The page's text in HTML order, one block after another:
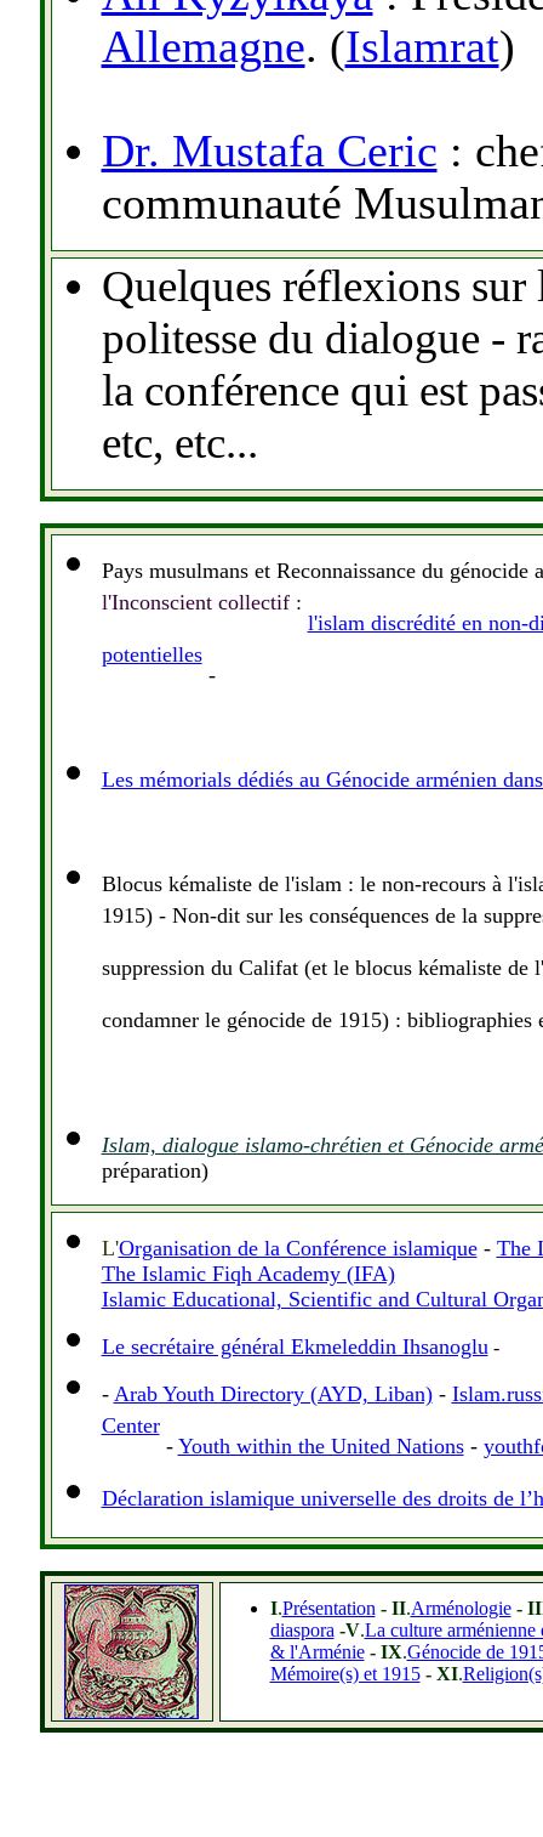
Allemagne. (Islamrat)
Dr. Mustafa Ceric :
communauté
Quelques réflexions
politesse du dialogue -
la conférence qui est
etc, etc...
Pays musulmans et Reconnaissance du génocide
l'Inconscient collectif : l'islam discrédité en non-
potentielles -
Les mémorials dédiés au Génocide arménien
Blocus kémaliste de l'islam : le non-recours à
1915) - Non-dit sur les conséquences de la
suppression du Califat (et le blocus kémaliste
condamner le génocide de 1915) :
Islam, dialogue islamo-chrétien et Génocide
préparation)
L'Organisation de la Conférence islamique- The
The Islamic Fiqh Academy (IFA)
Islamic Educational, Scientific and Cultural
Le secrétaire général Ekmeleddin Ihsanoglu -
- Arab Youth Directory (AYD, Liban)-
Center - Youth within the United Nations-
Déclaration islamique universelle des droits de
I.Présentation - II.Arménologie-
diaspora -V.La culture arménienne
& l'Arménie- IX.Génocide de
Mémoire(s) et 1915- XI.